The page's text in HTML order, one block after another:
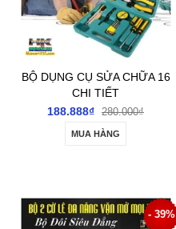
BỘ DỤNG CỤ SỬA CHỮA 16
CHI TIẾT
188.888₫ 280.000₫
MUA HÀNG
- 39%